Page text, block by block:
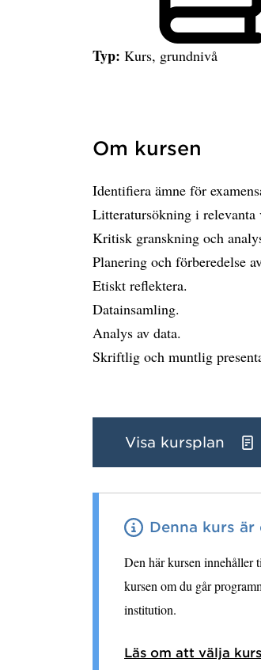
Typ: Kurs, grundnivå
Om kursen
Identifiera ämne för
Litteratursökning i relevanta
Kritisk granskning och
Planering och förberedelse
Etiskt reflektera.
Datainsamling.
Analys av data.
Skriftlig och muntlig
Visa kursplan
Denna kurs
Den här kursen innehåller
kursen om du går
institution.
Läs om att välja